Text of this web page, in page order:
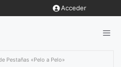
Acceder
Pestañas «Pelo a Pelo»